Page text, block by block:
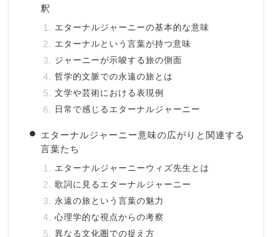
釈
エターナルジャーニーの基本的な意味
エターナルという言葉が持つ意味
ジャーニーが示唆する旅の側面
哲学的文脈での永遠の旅とは
文学や芸術における表現例
日常で感じるエターナルジャーニー
エターナルジャーニー意味の広がりと関連する
言葉たち
エターナルジャーニーウィズ先生とは
歌詞に見るエターナルジャーニー
永遠の旅という言葉の魅力
心理学的な視点からの考察
異なる文化圏での捉え方